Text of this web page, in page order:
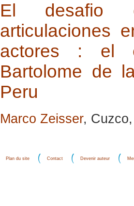
El desafio
articulaciones
actores : el
Bartolome de
Peru
Marco Zeisser,
Plan du site Contact Devenir auteur